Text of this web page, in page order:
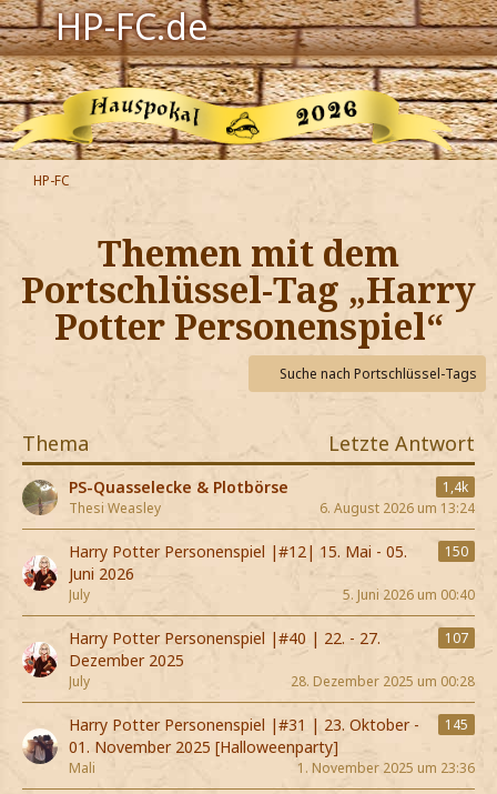
HP-FC.de
Navigation
Harry Potter
Der HP-FC
Hogwarts
Zauberwelt
Willkommen
Jetzt Fanclub-Mitglied werden!
HP-FC
Themen mit dem
Portschlüssel-Tag „Harry
Potter Personenspiel“
Suche nach Portschlüssel-Tags
Thema Letzte Antwort
PS-Quasselecke & Plotbörse
1,4k
Thesi Weasley
6. August 2026 um 13:24
Harry Potter Personenspiel |#12| 15. Mai - 05.
Juni 2026
150
July 5. Juni 2026 um 00:40
Harry Potter Personenspiel |#40 | 22. - 27.
Dezember 2025
107
July 28. Dezember 2025 um 00:28
Harry Potter Personenspiel |#31 | 23. Oktober -
01. November 2025 [Halloweenparty]
145
Mali 1. November 2025 um 23:36